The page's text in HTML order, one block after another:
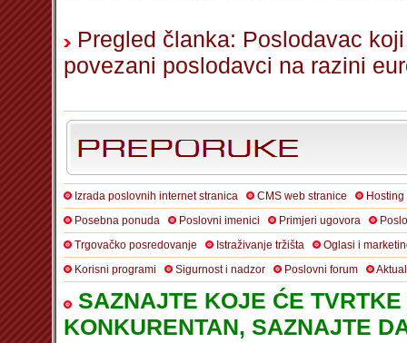
Pregled članka: Poslodavac
povezani poslodavci na razini
Izrada poslovnih internet stranica CMS web stranice
Posebna ponuda
Poslovni imenici Primjeri ugovora
Trgovačko posredovanje
Istraživanje tržišta
Oglasi i
Korisni programi
Sigurnost i nadzor Poslovni forum
SAZNAJTE KOJE ĆE
KONKURENTAN, SAZNAJTE